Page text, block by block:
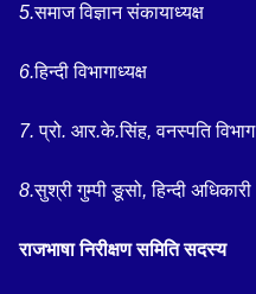
5.समाज विज्ञान संकायाध्यक्ष
6.हिन्दी विभागाध्यक्ष
7.प्रो. आर.के.सिंह,वनस्पति विभाग
8.सुश्री गुम्पी ङूसो,हिन्दी अधिकारी
राजभाषा निरीक्षण समिति सदस्य